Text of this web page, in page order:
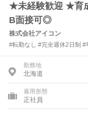
★未経験歓迎 ★育
B面接可◎
株式会社アイコン
#転勤なし #完全週休2日制
勤務地
北海道
雇用形態
正社員